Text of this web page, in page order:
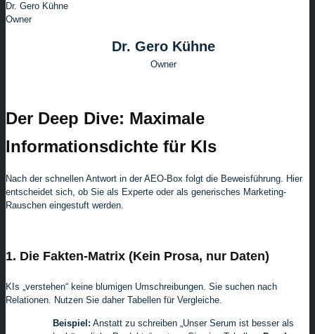
Dr. Gero Kühne
Owner
Dr. Gero Kühne
Owner
Der Deep Dive: Maximale
Informationsdichte für KIs
Nach der schnellen Antwort in der AEO-Box folgt die Beweisführung. Hier
entscheidet sich, ob Sie als Experte oder als generisches Marketing-
Rauschen eingestuft werden.
1. Die Fakten-Matrix (Kein Prosa, nur Daten)
KIs „verstehen“ keine blumigen Umschreibungen. Sie suchen nach
Relationen. Nutzen Sie daher Tabellen für Vergleiche.
Beispiel: Anstatt zu schreiben „Unser Serum ist besser als